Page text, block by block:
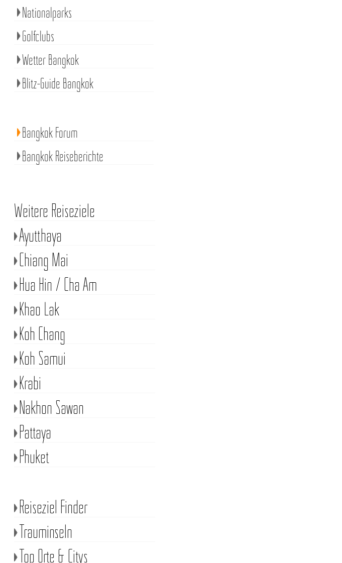
Nationalparks
Golfclubs
Wetter Bangkok
Blitz-Guide Bangkok
Bangkok Forum
Bangkok Reiseberichte
Weitere Reiseziele
Ayutthaya
Chiang Mai
Hua Hin / Cha Am
Khao Lak
Koh Chang
Koh Samui
Krabi
Nakhon Sawan
Pattaya
Phuket
Reiseziel Finder
Trauminseln
Top Orte & Citys